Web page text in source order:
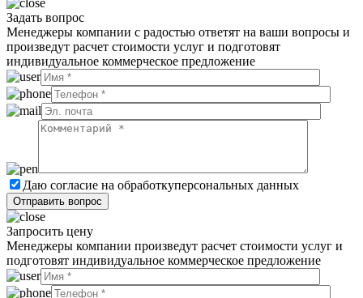
Задать вопрос
Менеджеры компании с радостью ответят на ваши вопросы и
произведут расчет стоимости услуг и подготовят
индивидуальное коммерческое предложение
Даю согласие на обработкуперсональных данных
Запросить цену
Менеджеры компании произведут расчет стоимости услуг и
подготовят индивидуальное коммерческое предложение